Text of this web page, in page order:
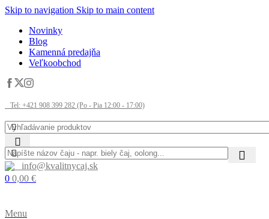
Skip to navigation Skip to main content
Novinky
Blog
Kamenná predajňa
Veľkoobchod
Tel: +421 908 399 282 (Po - Pia 12:00 - 17:00)
info@kvalitnycaj.sk
0 0,00 €
Menu